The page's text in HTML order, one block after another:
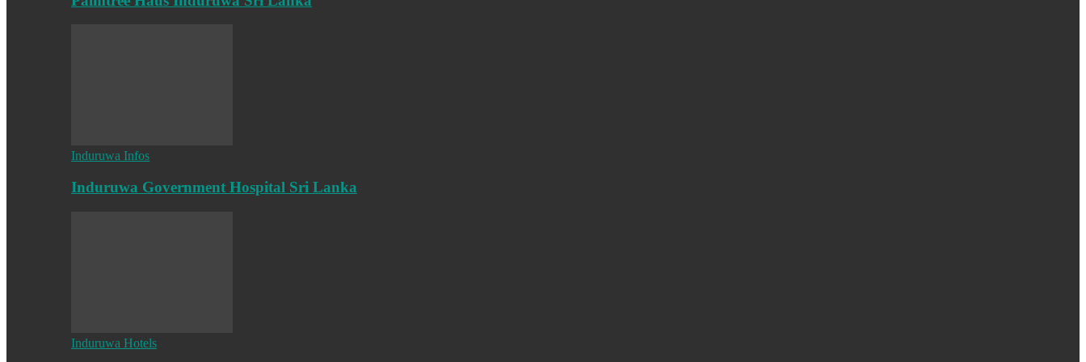
Induruwa Infos
Induruwa Government Hospital Sri Lanka
Induruwa Hotels